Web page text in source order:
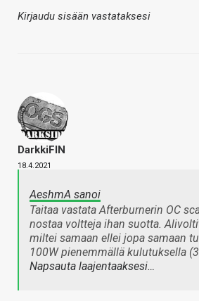
Kirjaudu sisään vastataksesi
DarkkiFIN
18.4.2021
AeshmA sanoi
Taitaa vastata Afterburnerin OC
nostaa voltteja ihan suotta.
miltei samaan ellei jopa samaan
100W pienemmällä kulutuksella
Napsauta laajentaaksesi…